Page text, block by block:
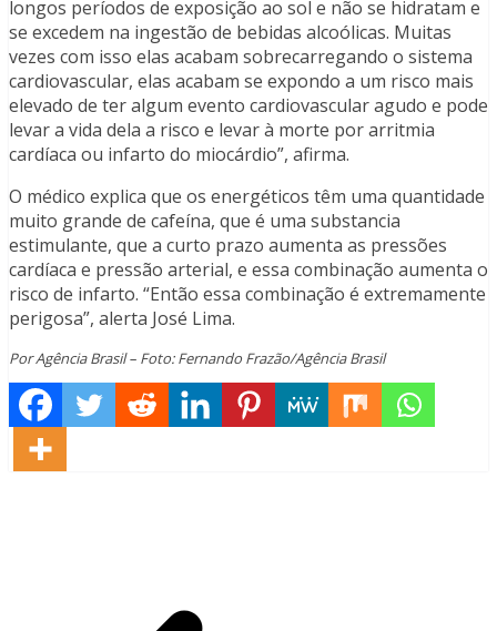
longos períodos de exposição ao sol e não se hidratam e
se excedem na ingestão de bebidas alcoólicas. Muitas
vezes com isso elas acabam sobrecarregando o sistema
cardiovascular, elas acabam se expondo a um risco mais
elevado de ter algum evento cardiovascular agudo e pode
levar a vida dela a risco e levar à morte por arritmia
cardíaca ou infarto do miocárdio”, afirma.
O médico explica que os energéticos têm uma quantidade
muito grande de cafeína, que é uma substancia
estimulante, que a curto prazo aumenta as pressões
cardíaca e pressão arterial, e essa combinação aumenta o
risco de infarto. “Então essa combinação é extremamente
perigosa”, alerta José Lima.
Por Agência Brasil – Foto: Fernando Frazão/Agência Brasil